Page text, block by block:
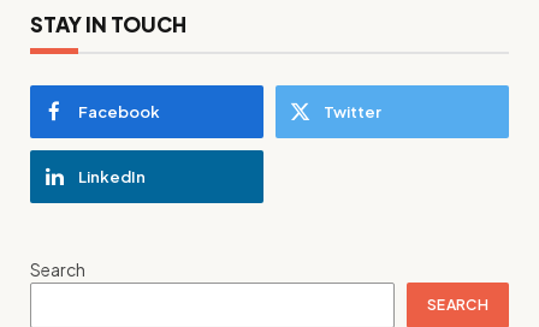
STAY IN TOUCH
Facebook Twitter
LinkedIn
Search
SEARCH